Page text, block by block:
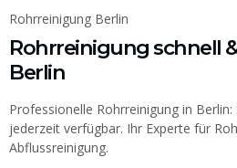
Rohrreinigung Berlin
Rohrreinigung schnell
Berlin
Professionelle Rohrreinigung in Berlin:
jederzeit verfügbar. Ihr Experte für
Abflussreinigung.